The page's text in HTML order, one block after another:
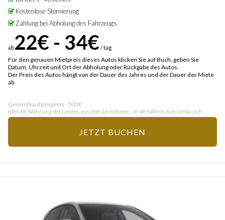
Kostenlose Stornierung
Zahlung bei Abholung des Fahrzeugs
ab22€ - 34€ / tag
Für den genauen Mietpreis dieses Autos klicken Sie auf Buch, geben Sie
Datum, Uhrzeit und Ort der Abholung oder Rückgabe des Autos.
Der Preis des Autos hängt von der Dauer des Jahres und der Dauer der Miete
ab.
Gesamtkautionspreis - 500€
oder die Währung des Landes, aus dem Sie kommen, im Verhältnis zum Umtausch
JETZT BUCHEN